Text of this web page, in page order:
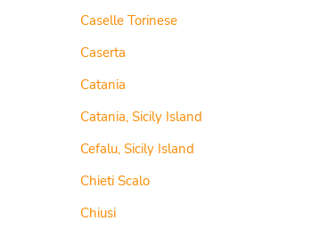
Caselle Torinese
Caserta
Catania
Catania, Sicily Island
Cefalu, Sicily Island
Chieti Scalo
Chiusi